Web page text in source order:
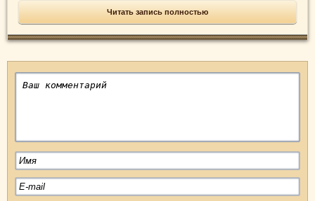
Читать запись полностью